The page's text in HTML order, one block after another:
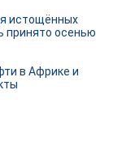
истощённых
осенью
в Африке и